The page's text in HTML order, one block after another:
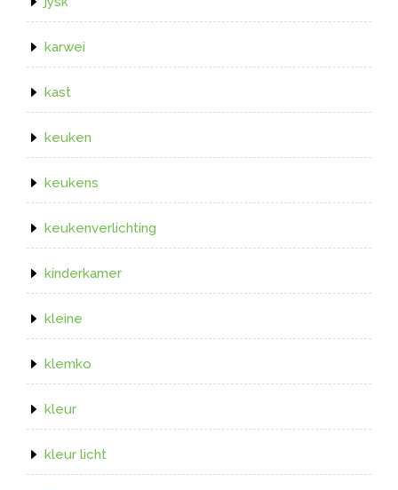
karwei
kast
keuken
keukens
keukenverlichting
kinderkamer
kleine
klemko
kleur
kleur licht